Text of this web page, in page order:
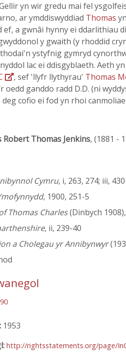
yn wir gredu mai fel
ar ymddiswyddiad Thomas
ef, a gwnâi hynny ei
y gwaith (y rhoddid
ystyfnig gymryd
lac ei ddisgyblaeth. Aeth
, sef 'llyfr llythyrau' Thomas
oedd ganddo radd D.D. (ni
deg cofio ei fod yn rhoi
Thomas Jenkins, (1881 -
Cymru, i, 263, 274; iii, 430
, 1900, 251-5
Thomas Charles(Dinbych
, ii, 239-40
a Cholegau yr Annibynwyr
1953
http://rightsstatements.org/page/